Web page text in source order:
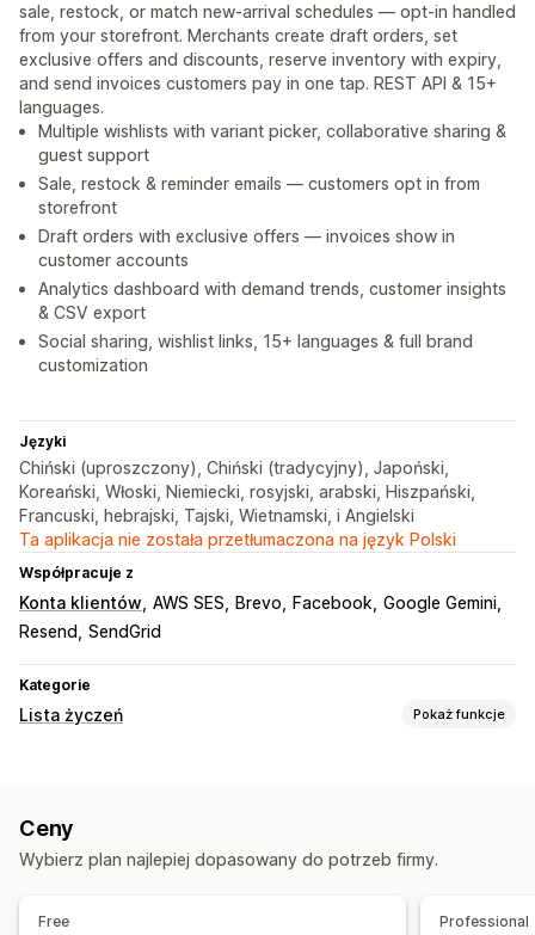
sale, restock, or match new-arrival schedules — opt-in handled
from your storefront. Merchants create draft orders, set
exclusive offers and discounts, reserve inventory with expiry,
and send invoices customers pay in one tap. REST API & 15+
languages.
Multiple wishlists with variant picker, collaborative sharing &
guest support
Sale, restock & reminder emails — customers opt in from
storefront
Draft orders with exclusive offers — invoices show in
customer accounts
Analytics dashboard with demand trends, customer insights
& CSV export
Social sharing, wishlist links, 15+ languages & full brand
customization
Języki
Chiński (uproszczony), Chiński (tradycyjny), Japoński,
Koreański, Włoski, Niemiecki, rosyjski, arabski, Hiszpański,
Francuski, hebrajski, Tajski, Wietnamski, i Angielski
Ta aplikacja nie została przetłumaczona na język Polski
Współpracuje z
Konta klientów AWS SES Brevo Facebook Google Gemini
Resend
SendGrid
Kategorie
Lista życzeń Pokaż funkcje
Zapisywanie na później
Ceny
Wybierz plan najlepiej dopasowany do potrzeb firmy.
Free Professional